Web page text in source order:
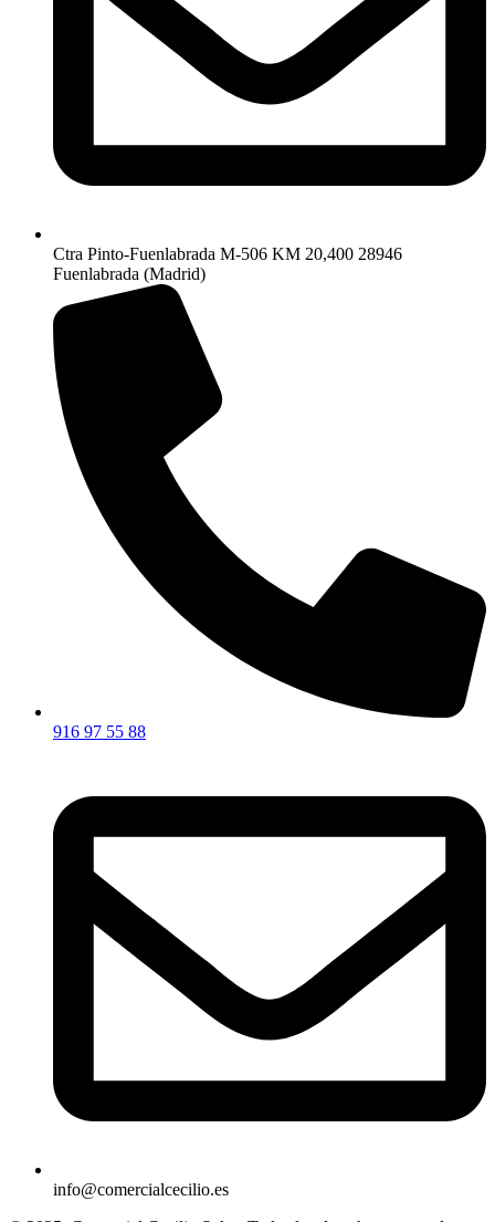
Ctra Pinto-Fuenlabrada M-506 KM 20,400 28946
Fuenlabrada (Madrid)
916 97 55 88
info@comercialcecilio.es